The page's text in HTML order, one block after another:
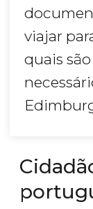
viajar
quais